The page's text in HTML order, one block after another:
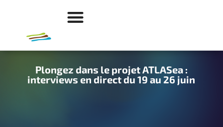
Plongez dans le projet ATLASea :
interviews en direct du 19 au 26 juin